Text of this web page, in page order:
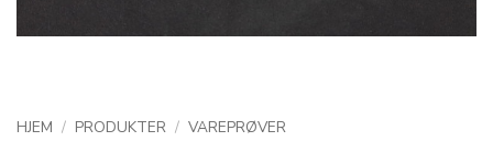
HJEM / PRODUKTER / VAREPRØVER